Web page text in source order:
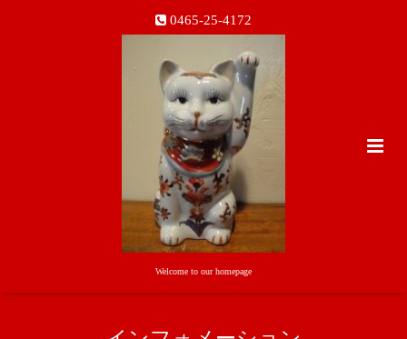
0465-25-4172
Welcome to our homepage